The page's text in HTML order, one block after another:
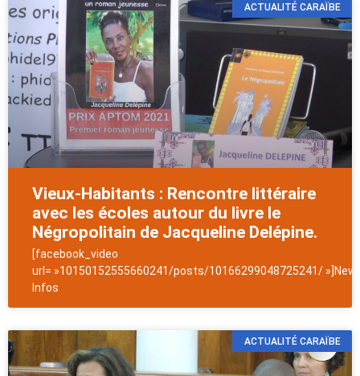
ACTUALITÉ CARAÏBE
Vieux-Habitants : Rencontre littéraire
avec les écoles autour du livre le
Négropolitain de Jacqueline Delépine.
[facebook_video
url= »10150152555660241/posts/10166299048725241/
Infos
ACTUALITÉ CARAÏBE